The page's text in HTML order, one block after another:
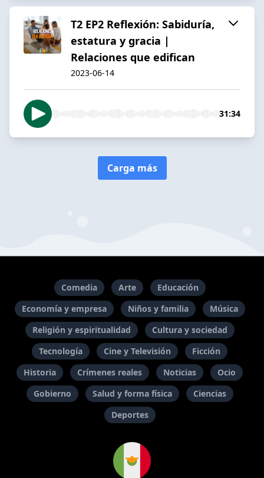
T2 EP2 Reflexión: Sabiduría,
estatura y gracia |
Relaciones que edifican
2023-06-14
31:34
Carga más
Comedia Arte
Educación
Economía y empresa
Niños y familia
Música
Religión y espiritualidad
Cultura y sociedad
Tecnología
Cine y Televisión
Ficción
Historia
Crímenes reales Noticias
Ocio
Gobierno
Salud y forma física
Ciencias
Deportes